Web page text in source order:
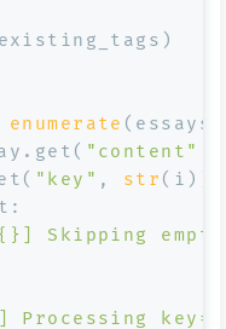
enumerate
"content"
"key" , str (i))
Skipping